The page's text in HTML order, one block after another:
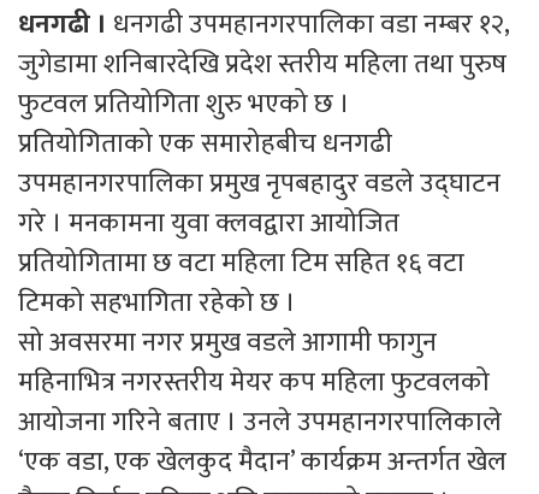
धनगढी । धनगढी उपमहानगरपालिका वडा नम्बर १२,
जुगेडामा शनिबारदेखि प्रदेश स्तरीय महिला तथा पुरुष
फुटवल प्रतियोगिता शुरु भएको छ ।
प्रतियोगिताको एक समारोहबीच धनगढी
उपमहानगरपालिका प्रमुख नृपबहादुर वडले उद्घाटन
गरे । मनकामना युवा क्लवद्वारा आयोजित
प्रतियोगितामा छ वटा महिला टिम सहित १६ वटा
टिमको सहभागिता रहेको छ ।
सो अवसरमा नगर प्रमुख वडले आगामी फागुन
महिनाभित्र नगरस्तरीय मेयर कप महिला फुटवलको
आयोजना गरिने बताए । उनले उपमहानगरपालिकाले
‘एक वडा, एक खेलकुद मैदान’ कार्यक्रम अन्तर्गत खेल